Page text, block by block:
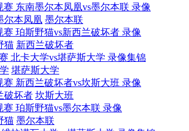
东南墨尔本凤凰vs墨尔本联 录像
尔本凤凰 墨尔本联
珀斯野猫vs新西兰破坏者 录像
猫 新西兰破坏者
北卡大学vs堪萨斯大学 录像集锦
堪萨斯大学
新西兰破坏者vs坎斯大班 录像
破坏者 坎斯大班
珀斯野猫vs墨尔本联 录像
猫 墨尔本联